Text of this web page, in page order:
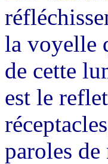
la voyelle
de cette
est le
paroles